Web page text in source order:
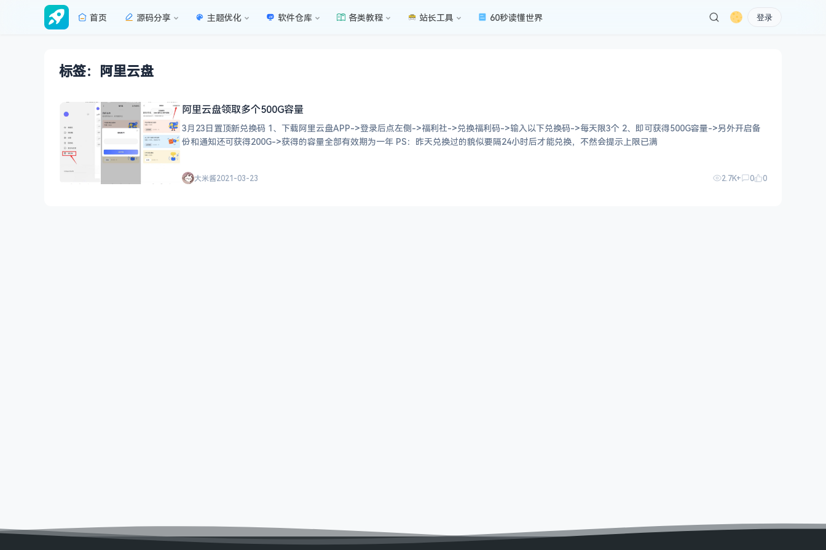
首页 源码分享 主题优化 软件仓库 各类教程 站长工具 60秒读懂世界 登录
标签：阿里云盘
阿里云盘领取多个500G容量
3月23日置顶新兑换码 1、下载阿里云盘APP->登录后点左侧->福利社->兑换福利码->输入以下兑换码->每天限3个 2、即可获得500G容量->另外开启备
份和通知还可获得200G->获得的容量全部有效期为一年 PS：昨天兑换过的貌似要隔24小时后才能兑换，不然会提示上限已满
大米酱2021-03-23 2.7K+ 0 0